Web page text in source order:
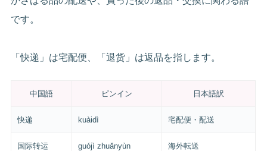
です。
「快递」は宅配便、「退货」は返品を指します。
中国語 ピンイン 日本語訳
快递 kuàidì 宅配便・配送
国际转运 guójì zhuǎnyùn 海外転送